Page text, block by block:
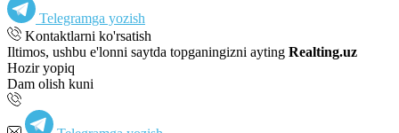
Telegramga yozish
Kontaktlarni ko'rsatish
Iltimos, ushbu e'lonni saytda topganingizni ayting Realting.uz
Hozir yopiq
Dam olish kuni